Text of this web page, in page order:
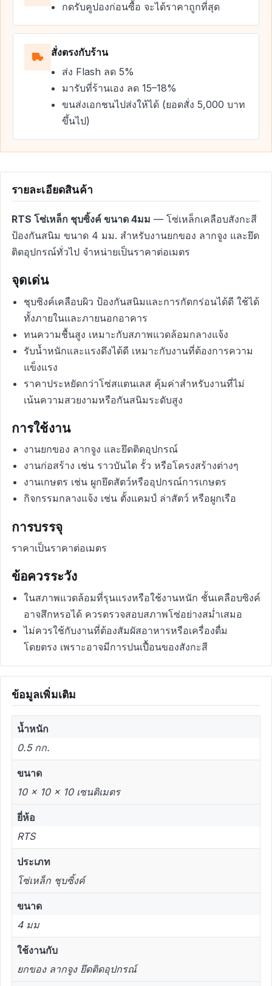
กดรับคูปองก่อนซื้อ จะได้ราคาถูกที่สุด
สั่งตรงกับร้าน
ส่ง Flash ลด 5%
มารับที่ร้านเอง ลด 15–18%
ขนส่งเอกชนไปส่งให้ได้ (ยอดสั่ง 5,000 บาท
ขึ้นไป)
รายละเอียดสินค้า
RTS โซ่เหล็ก ชุบซิ้งค์ ขนาด 4มม — โซ่เหล็กเคลือบสังกะสี
ป้องกันสนิม ขนาด 4 มม. สำหรับงานยกของ ลากจูง และยึด
ติดอุปกรณ์ทั่วไป จำหน่ายเป็นราคาต่อเมตร
จุดเด่น
ชุบซิงค์เคลือบผิว ป้องกันสนิมและการกัดกร่อนได้ดี ใช้ได้
ทั้งภายในและภายนอกอาคาร
ทนความชื้นสูง เหมาะกับสภาพแวดล้อมกลางแจ้ง
รับน้ำหนักและแรงดึงได้ดี เหมาะกับงานที่ต้องการความ
แข็งแรง
ราคาประหยัดกว่าโซ่สแตนเลส คุ้มค่าสำหรับงานที่ไม่
เน้นความสวยงามหรือกันสนิมระดับสูง
การใช้งาน
งานยกของ ลากจูง และยึดติดอุปกรณ์
งานก่อสร้าง เช่น ราวบันได รั้ว หรือโครงสร้างต่างๆ
งานเกษตร เช่น ผูกยึดสัตว์หรืออุปกรณ์การเกษตร
กิจกรรมกลางแจ้ง เช่น ตั้งแคมป์ ล่าสัตว์ หรือผูกเรือ
การบรรจุ
ราคาเป็นราคาต่อเมตร
ข้อควรระวัง
ในสภาพแวดล้อมที่รุนแรงหรือใช้งานหนัก ชั้นเคลือบซิงค์
อาจสึกหรอได้ ควรตรวจสอบสภาพโซ่อย่างสม่ำเสมอ
ไม่ควรใช้กับงานที่ต้องสัมผัสอาหารหรือเครื่องดื่ม
โดยตรง เพราะอาจมีการปนเปื้อนของสังกะสี
ข้อมูลเพิ่มเติม
น้ำหนัก
0.5 กก.
ขนาด
10 × 10 × 10 เซนติเมตร
ยี่ห้อ
RTS
ประเภท
โซ่เหล็ก ชุบซิ้งค์
ขนาด
4 มม
ใช้งานกับ
ยกของ ลากจูง ยึดติดอุปกรณ์